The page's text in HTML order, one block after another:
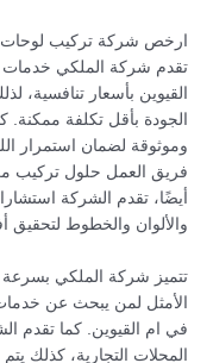
ارخص شركة تركيب لوحات
تقدم شركة الملكي خدمات
القيوين بأسعار تنافسية،
الجودة بأقل تكلفة ممكنة.
وموثوقة لضمان استمرار
فريق العمل حلول تركيب
أيضًا، تقدم الشركة
والألوان والخطوط لتحقيق
تتميز شركة الملكي بسرعة
الأمثل لمن يبحث عن
في ام القيوين. كما تقدم
المحلات التجارية، كذلك